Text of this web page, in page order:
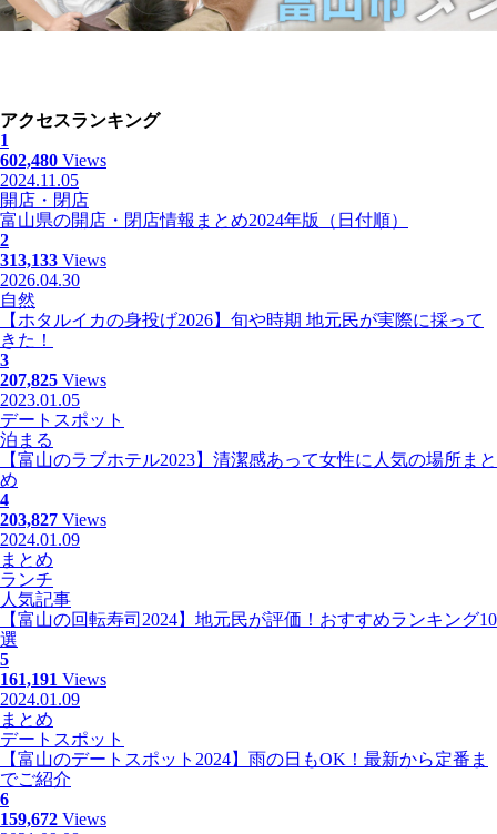
アクセスランキング
1
602,480 Views
2024.11.05
開店・閉店
富山県の開店・閉店情報まとめ2024年版（日付順）
2
313,133 Views
2026.04.30
自然
【ホタルイカの身投げ2026】旬や時期 地元民が実際に採って
きた！
3
207,825 Views
2023.01.05
デートスポット
泊まる
【富山のラブホテル2023】清潔感あって女性に人気の場所まと
め
4
203,827 Views
2024.01.09
まとめ
ランチ
人気記事
【富山の回転寿司2024】地元民が評価！おすすめランキング10
選
5
161,191 Views
2024.01.09
まとめ
デートスポット
【富山のデートスポット2024】雨の日もOK！最新から定番ま
でご紹介
6
159,672 Views